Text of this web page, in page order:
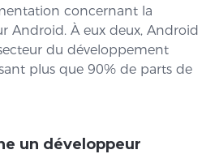
concernant la
Android. À eux deux, Android
du développement
plus que 90% de parts de
un développeur